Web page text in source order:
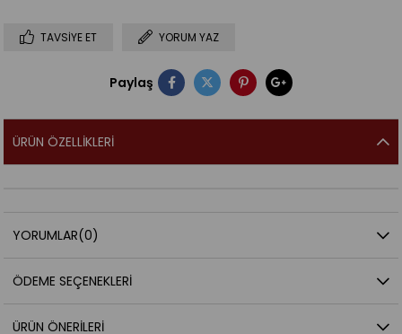
TAVSIYE ET YORUM YAZ
Paylaş
ÜRÜN ÖZELLIKLERI
YORUMLAR(0)
ÖDEME SEÇENEKLERI
ÜRÜN ÖNERILERI